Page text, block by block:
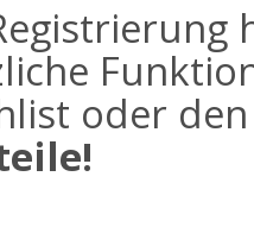
oder